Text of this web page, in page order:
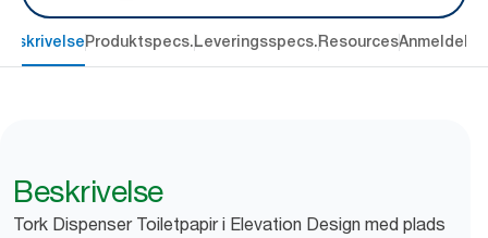
Produktspecs.Leveringsspecs.Resources
Beskrivelse
Tork Dispenser Toiletpapir i Elevation Design med plads